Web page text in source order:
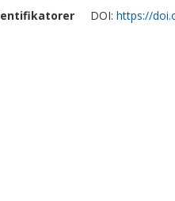
DOI: https://